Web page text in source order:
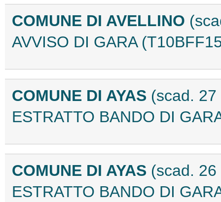
COMUNE DI AVELLINO
AVVISO DI GARA
COMUNE DI AYAS (scad.
ESTRATTO BANDO DI
COMUNE DI AYAS (scad.
ESTRATTO BANDO DI